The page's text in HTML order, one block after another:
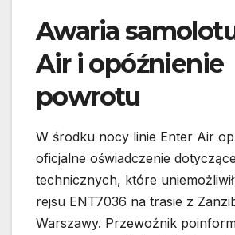
Awaria
Air i opóźnienie
powrotu
W środku nocy linie Enter Air
oficjalne oświadczenie
technicznych, które
rejsu ENT7036 na trasie z
Warszawy. Przewoźnik